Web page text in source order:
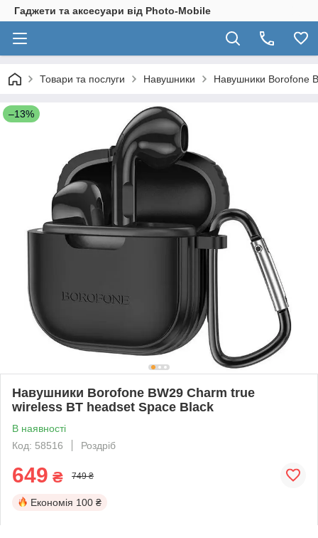
Гаджети та аксесуари від Photo-Mobile
Товари та послуги Навушники Навушники Borofone
–13%
Навушники Borofone BW29 Charm true
wireless BT headset Space Black
В наявності
Код: 58516
Роздріб
649 ₴ 749 ₴
Економія 100 ₴